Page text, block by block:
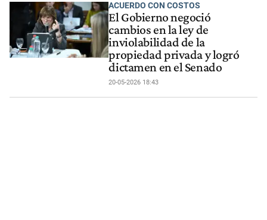
ACUERDO CON COSTOS
El Gobierno negoció
cambios en la ley de
inviolabilidad de la
propiedad privada y logró
dictamen en el Senado
20-05-2026 18:43